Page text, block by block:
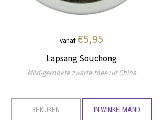
vanaf €5,95
Lapsang Souchong
Mild-gerookte zwarte thee uit China
BEKIJKEN IN WINKELMAND